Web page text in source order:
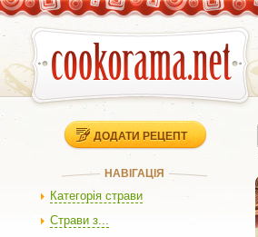
ДОДАТИ РЕЦЕПТ
НАВІГАЦІЯ
Категорія страви
Страви з...